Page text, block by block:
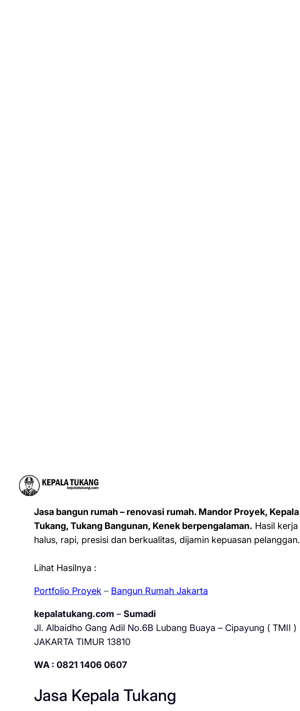
Jasa bangun rumah – renovasi rumah. Mandor Proyek, Kepala
Tukang, Tukang Bangunan, Kenek berpengalaman. Hasil kerja
halus, rapi, presisi dan berkualitas, dijamin kepuasan pelanggan.
Lihat Hasilnya :
Portfolio Proyek – Bangun Rumah Jakarta
kepalatukang.com– Sumadi
Jl. Albaidho Gang Adil No.6B Lubang Buaya – Cipayung ( TMII )
JAKARTA TIMUR 13810
WA : 0821 1406 0607
Jasa Kepala Tukang